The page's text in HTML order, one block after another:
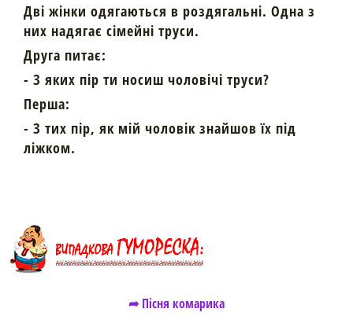
Дві жінки одягаються в роздягальні. Одна з
них надягає сімейні труси.
Друга питає:
- З яких пір ти носиш чоловічі труси?
Перша:
- З тих пір, як мій чоловік знайшов їх під
ліжком.
➦ Пісня комарика